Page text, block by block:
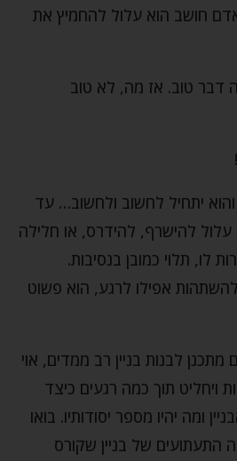
חושב הוא עלול להחמיץ את
דבר טוב. אז מה, לא טוב
יתחיל לחשוב ולחשוב… עד
עלול להישרף, להידרס, או חלילה
לו, תלוי כמובן בנסיבות.
אפילו לרגע, הוא פשוט
לבנות בניין רב ממדים, אוי
ויחליט תוך כמה רגעים כיצד
ומה יהיו מספר יסודותיו. בואו
התעתועים של בניין שקורס